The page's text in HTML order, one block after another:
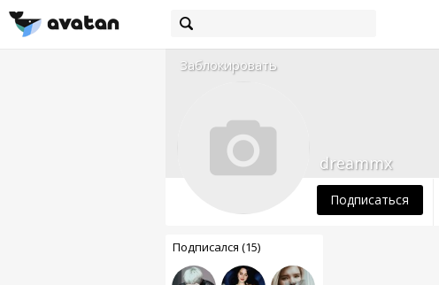
Заблокировать
dreammx
Подписаться
Подписался (15)